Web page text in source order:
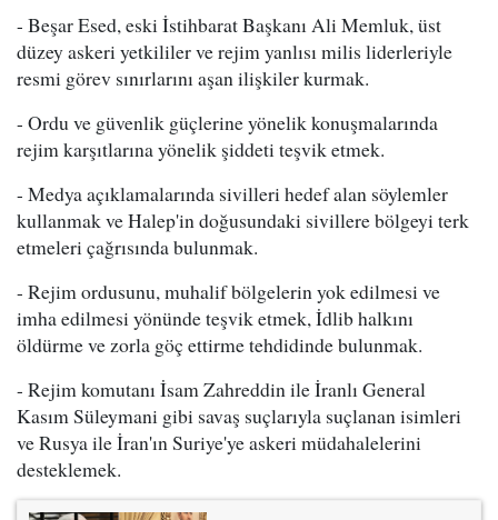
- Beşar Esed, eski İstihbarat Başkanı Ali Memluk, üst
düzey askeri yetkililer ve rejim yanlısı milis liderleriyle
resmi görev sınırlarını aşan ilişkiler kurmak.
- Ordu ve güvenlik güçlerine yönelik konuşmalarında
rejim karşıtlarına yönelik şiddeti teşvik etmek.
- Medya açıklamalarında sivilleri hedef alan söylemler
kullanmak ve Halep'in doğusundaki sivillere bölgeyi terk
etmeleri çağrısında bulunmak.
- Rejim ordusunu, muhalif bölgelerin yok edilmesi ve
imha edilmesi yönünde teşvik etmek, İdlib halkını
öldürme ve zorla göç ettirme tehdidinde bulunmak.
- Rejim komutanı İsam Zahreddin ile İranlı General
Kasım Süleymani gibi savaş suçlarıyla suçlanan isimleri
ve Rusya ile İran'ın Suriye'ye askeri müdahalelerini
desteklemek.